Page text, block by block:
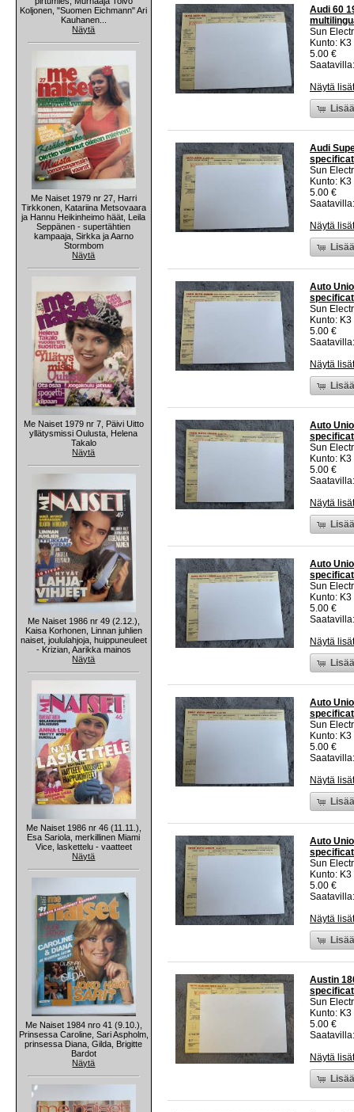
Koljonen, "Suomen Eichmann" Ari
Kauhanen...
Näytä
Me Naiset 1979 nr 27, Harri
Tirkkonen, Katariina Metsovaara
ja Hannu Heikinheimo häät, Leila
Seppänen - supertähtien
kampaaja, Sirkka ja Aarno
Stormbom
Näytä
Me Naiset 1979 nr 7, Päivi Uitto
yllätysmissi Oulusta, Helena
Takalo
Näytä
Me Naiset 1986 nr 49 (2.12.),
Kaisa Korhonen, Linnan juhlien
naiset, joululahjoja, huippuneuleet
- Krizian, Aarikka mainos
Näytä
Me Naiset 1986 nr 46 (11.11.),
Esa Sariola, merkillinen Miami
Vice, laskettelu - vaatteet
Näytä
Me Naiset 1984 nro 41 (9.10.),
Prinsessa Caroline, Sari Aspholm,
prinsessa Diana, Gilda, Brigitte
Bardot
Näytä
Audi 60
Sun
Kunto:
5.00 €
Näytä
Audi
Sun
Kunto:
5.00 €
Näytä
Auto
Sun
Kunto:
5.00 €
Näytä
Auto
Sun
Kunto:
5.00 €
Näytä
Auto
Sun
Kunto:
5.00 €
Näytä
Auto
Sun
Kunto:
5.00 €
Näytä
Auto
Sun
Kunto:
5.00 €
Näytä
Austin
Sun
Kunto:
5.00 €
Näytä